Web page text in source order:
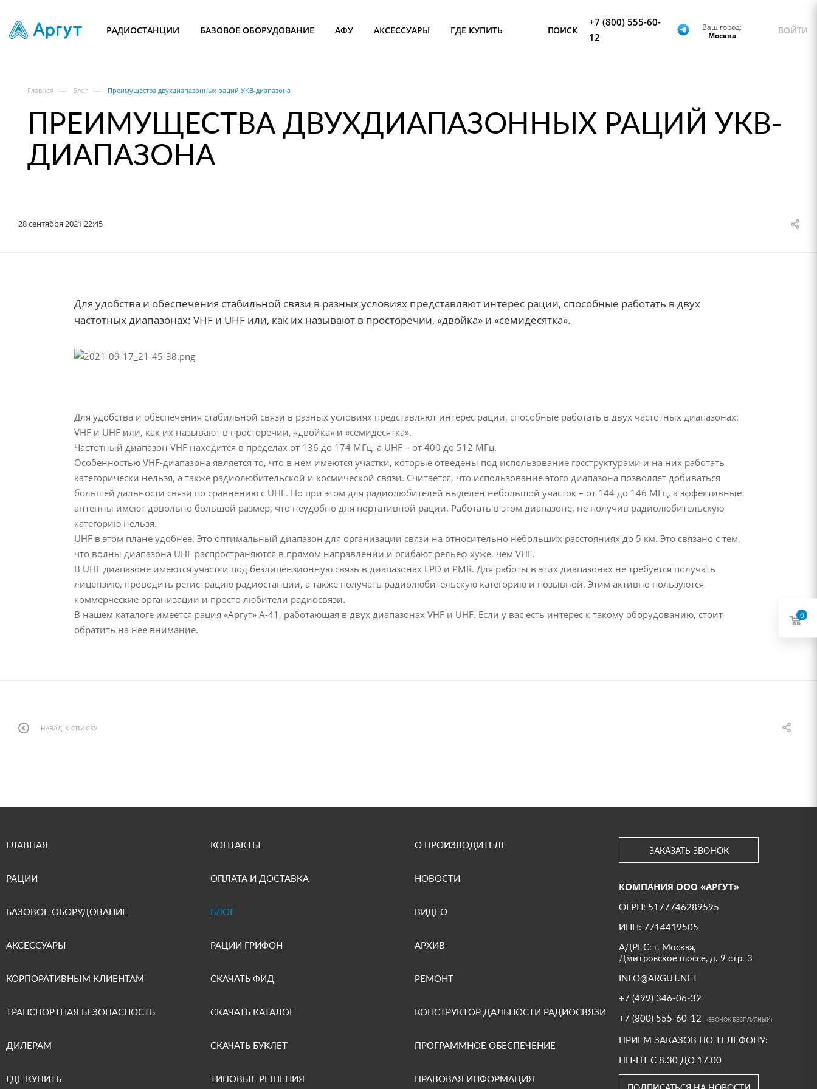
РАДИОСТАНЦИИ БАЗОВОЕ ОБОРУДОВАНИЕ АФУ АКСЕССУАРЫ ГДЕ КУПИТЬ ПОИСК
+7 (800) 555-60-
12
Ваш город:
Москва
ВОЙТИ
Главная — Блог — Преимущества двухдиапазонных раций УКВ-диапазона
ПРЕИМУЩЕСТВА ДВУХДИАПАЗОННЫХ РАЦИЙ УКВ-
ДИАПАЗОНА
28 сентября 2021 22:45
Для удобства и обеспечения стабильной связи в разных условиях представляют интерес рации, способные работать в двух
частотных диапазонах: VHF и UHF или, как их называют в просторечии, «двойка» и «семидесятка».
Для удобства и обеспечения стабильной связи в разных условиях представляют интерес рации, способные работать в двух частотных диапазонах:
VHF и UHF или, как их называют в просторечии, «двойка» и «семидесятка».
Частотный диапазон VHF находится в пределах от 136 до 174 МГц, а UHF – от 400 до 512 МГц.
Особенностью VHF-диапазона является то, что в нем имеются участки, которые отведены под использование госструктурами и на них работать
категорически нельзя, а также радиолюбительской и космической связи. Считается, что использование этого диапазона позволяет добиваться
большей дальности связи по сравнению с UHF. Но при этом для радиолюбителей выделен небольшой участок – от 144 до 146 МГц, а эффективные
антенны имеют довольно большой размер, что неудобно для портативной рации. Работать в этом диапазоне, не получив радиолюбительскую
категорию нельзя.
UHF в этом плане удобнее. Это оптимальный диапазон для организации связи на относительно небольших расстояниях до 5 км. Это связано с тем,
что волны диапазона UHF распространяются в прямом направлении и огибают рельеф хуже, чем VHF.
В UHF диапазоне имеются участки под безлицензионную связь в диапазонах LPD и PMR. Для работы в этих диапазонах не требуется получать
лицензию, проводить регистрацию радиостанции, а также получать радиолюбительскую категорию и позывной. Этим активно пользуются
коммерческие организации и просто любители радиосвязи.
В нашем каталоге имеется рация «Аргут» А-41, работающая в двух диапазонах VHF и UHF. Если у вас есть интерес к такому оборудованию, стоит
обратить на нее внимание.
НАЗАД К СПИСКУ
ГЛАВНАЯ
РАЦИИ
БАЗОВОЕ ОБОРУДОВАНИЕ
АКСЕССУАРЫ
КОРПОРАТИВНЫМ КЛИЕНТАМ
ТРАНСПОРТНАЯ БЕЗОПАСНОСТЬ
ДИЛЕРАМ
ГДЕ КУПИТЬ
КОНТАКТЫ
ОПЛАТА И ДОСТАВКА
БЛОГ
РАЦИИ ГРИФОН
СКАЧАТЬ ФИД
СКАЧАТЬ КАТАЛОГ
СКАЧАТЬ БУКЛЕТ
ТИПОВЫЕ РЕШЕНИЯ
О ПРОИЗВОДИТЕЛЕ
НОВОСТИ
ВИДЕО
АРХИВ
РЕМОНТ
КОНСТРУКТОР ДАЛЬНОСТИ РАДИОСВЯЗИ
ПРОГРАММНОЕ ОБЕСПЕЧЕНИЕ
ПРАВОВАЯ ИНФОРМАЦИЯ
ЗАКАЗАТЬ ЗВОНОК
КОМПАНИЯ ООО «АРГУТ»
ОГРН: 5177746289595
ИНН: 7714419505
АДРЕС: г. Москва,
Дмитровское шоссе, д. 9 стр. 3
INFO@ARGUT.NET
+7 (499) 346-06-32
+7 (800) 555-60-12
(ЗВОНОК БЕСПЛАТНЫЙ)
ПРИЕМ ЗАКАЗОВ ПО ТЕЛЕФОНУ:
ПН-ПТ С 8.30 ДО 17.00
0